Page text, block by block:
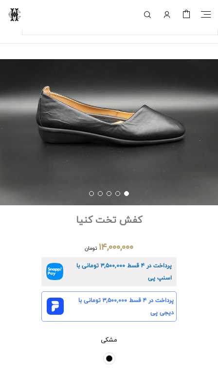
کفش تخت کنیا
۱۴,۰۰۰,۰۰۰ تومان
پرداخت در ۴ قسط ۳,۵۰۰,۰۰۰تومانی با
اسنپ پی
پرداخت در ۴ قسط ۳,۵۰۰,۰۰۰تومانی با
دیجی پی
مشکی